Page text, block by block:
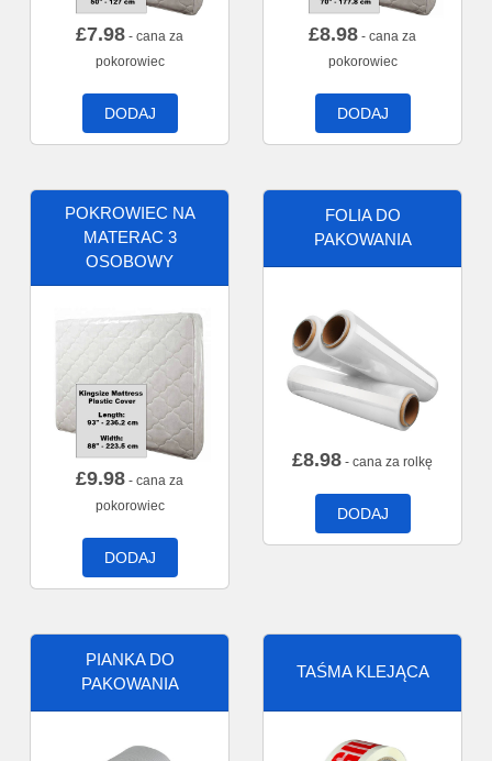
£7.98 - cana za
pokorowiec
DODAJ
£8.98 - cana za
pokorowiec
DODAJ
POKROWIEC NA
MATERAC 3
OSOBOWY
£9.98 - cana za
pokorowiec
DODAJ
FOLIA DO
PAKOWANIA
£8.98 - cana za rolkę
DODAJ
PIANKA DO
PAKOWANIA
TAŚMA KLEJĄCA